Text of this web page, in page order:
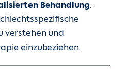
Behandlung.
verstehen und
einzubeziehen.